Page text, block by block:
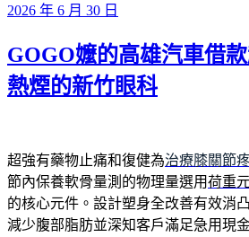
發
於
2026 年 6 月 30 日
GOGO嬤的高雄汽車借
熱煙的新竹眼科
超強有藥物止痛和復健為治療膝關節
節內保養軟骨量測的物理量選用荷重
的核心元件。設計塑身全改善有效消
減少腹部脂肪並深知客戶滿足急用現